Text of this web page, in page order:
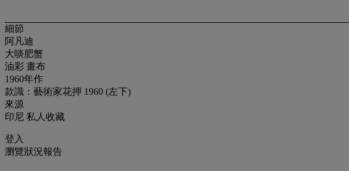
細節
阿凡迪
大啖肥蟹
油彩 畫布
1960年作
款識：藝術家花押 1960 (左下)
來源
印尼 私人收藏
登入
瀏覽狀況報告